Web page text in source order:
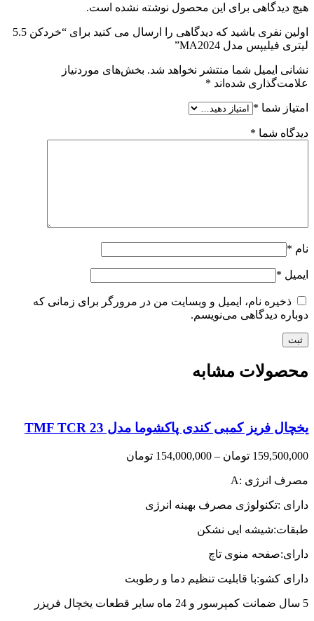
هیچ دیدگاهی برای این محصول نوشته نشده است.
اولین نفری باشید که دیدگاهی را ارسال می کنید برای “خردکن 5.5
لیتری فیلیپس مدل MA2024”
نشانی ایمیل شما منتشر نخواهد شد. بخش‌های موردنیاز
علامت‌گذاری شده‌اند *
امتیاز شما *
دیدگاه شما *
نام *
ایمیل *
ذخیره نام، ایمیل و وبسایت من در مرورگر برای زمانی که
دوباره دیدگاهی می‌نویسم.
محصولات مشابه
یخچال فریز کمبی کندی پاکشوما مدل TMF TCR 23
159,500,000 تومان –
154,000,000 تومان
مصرف انرژی :A
دارای :تکنولوژی مصرف بهینه انرژی
طبقات:شیشه ایی نشکن
دارای:صفحه منوی تاچ
دارای کشو:با قابلیت تنظیم دما و رطوبت
5 سال ضمانت کمپرسور و 24 ماه سایر قطعات یخچال فریزر